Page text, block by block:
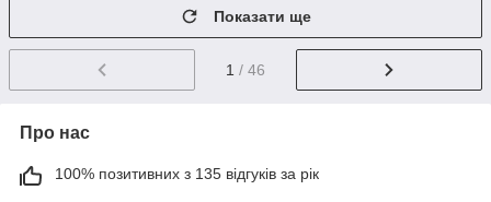
Показати ще
1 / 46
Про нас
100% позитивних з 135 відгуків за рік